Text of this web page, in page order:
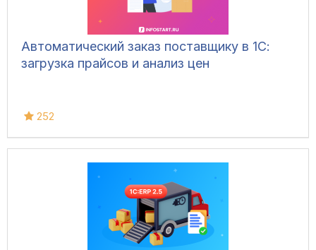
Автоматический заказ поставщику в 1С:
загрузка прайсов и анализ цен
252